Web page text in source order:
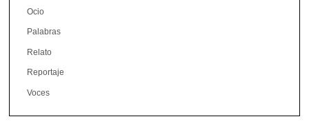
Ocio
Palabras
Relato
Reportaje
Voces